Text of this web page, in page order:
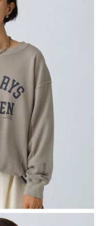
費。
（以下簡稱本公司）所提供，讓
務，並由商店將買賣／分期付款
司帳單繳交帳款。
約關係目的，商店將以您的個人
大哥大進項蒐集、處理及利用，
確認、核對及更正。
https://oppay.tw/userRule
可完成結帳。
訊。
訊中的連結，可透過四大超商／
視為交易完成。
，但若您需要取消訂單，請聯絡
仍視為有效，需透過AFTEE先享
之結帳頁面顯示為準，若有關於
疑問，請聯繫「AFTEE先享後付
support/home
AFTEE先享後付」服務完成之交
，並將交易相關給付款項請求債
址：
https://aftee.tw/terms/#terms3
或監護人之同意方可使用
起之損失，本公司不負相關責
別帳號之用戶狀況，依本公司即
足之情形，本公司將視審查結果
註冊。若發現惡意使用之情形，
使用額度並採取法律行動。
費
費
費